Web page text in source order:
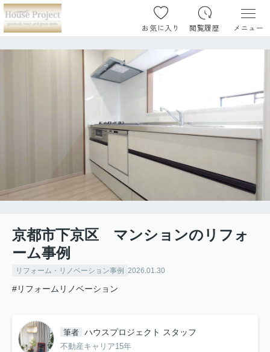
お気に入り 閲覧履歴 メニュー
京都市下京区 マンションのリフォ
ーム事例
リフォーム・リノベーション事例 2026.01.30
#リフォームリノベーション
筆者 ハウスプロジェクト スタッフ
不動産キャリア15年